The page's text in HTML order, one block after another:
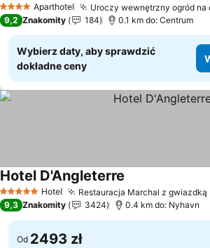
4 KategoriaAparthotel Uroczy wewnętrzny ogród na
9,2 Znakomity 184 0.1 km do: Centrum
Wybierz daty, aby sprawdzić
dokładne ceny
5 KategoriaHotel Restauracja Marchal z gwiazdką
Hotel D'Angleterre
9,3 Znakomity 3424 0.4 km do: Nyhavn
Od 2493 zł